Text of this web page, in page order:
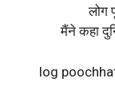
लोग
मैंने कहा
log